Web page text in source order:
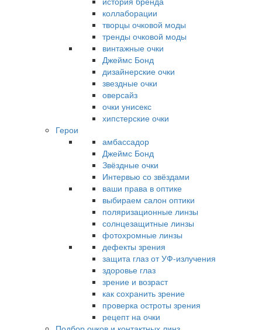
коллаборации
творцы очковой моды
тренды очковой моды
винтажные очки
Джеймс Бонд
дизайнерские очки
звездные очки
оверсайз
очки унисекс
хипстерские очки
Герои
амбассадор
Джеймс Бонд
Звёздные очки
Интервью со звёздами
ваши права в оптике
выбираем салон оптики
поляризационные линзы
солнцезащитные линзы
фотохромные линзы
дефекты зрения
защита глаз от УФ-излучения
здоровье глаз
зрение и возраст
как сохранить зрение
проверка остроты зрения
рецепт на очки